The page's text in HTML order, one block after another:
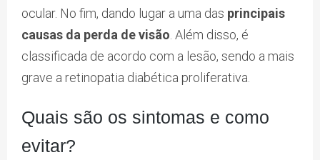
ocular. No fim, dando lugar a uma das principais
causas da perda de visão . Além disso, é
classificada de acordo com a lesão, sendo a mais
grave a retinopatia diabética proliferativa.
Quais são os sintomas e como
evitar?